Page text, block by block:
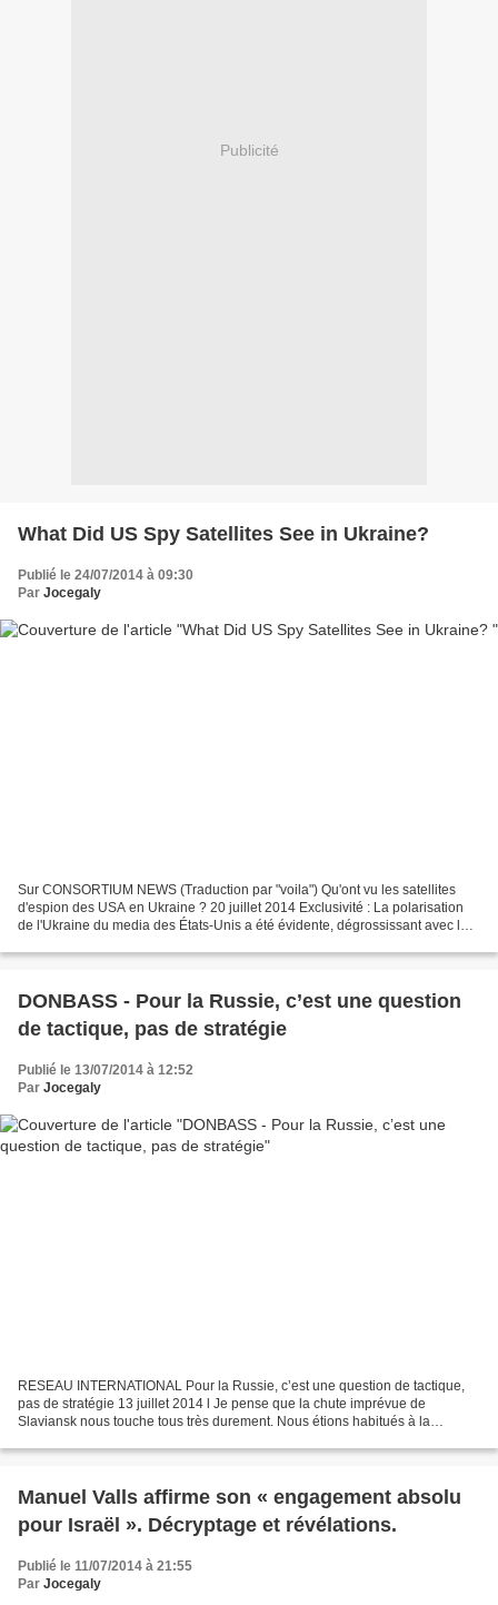
Publicité
What Did US Spy Satellites See in Ukraine?
Publié le 24/07/2014 à 09:30
Par Jocegaly
Sur CONSORTIUM NEWS (Traduction par "voila") Qu'ont vu les satellites
d'espion des USA en Ukraine ? 20 juillet 2014 Exclusivité : La polarisation
de l'Ukraine du media des États-Unis a été évidente, dégrossissant avec le
DONBASS - Pour la Russie, c’est une question
de tactique, pas de stratégie
Publié le 13/07/2014 à 12:52
Par Jocegaly
RESEAU INTERNATIONAL Pour la Russie, c’est une question de tactique,
pas de stratégie 13 juillet 2014 l Je pense que la chute imprévue de
Slaviansk nous touche tous très durement. Nous étions habitués à la
Manuel Valls affirme son « engagement absolu
pour Israël ». Décryptage et révélations.
Publié le 11/07/2014 à 21:55
Par Jocegaly